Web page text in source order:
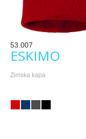
53.007
ESKIMO
Zimska kapa